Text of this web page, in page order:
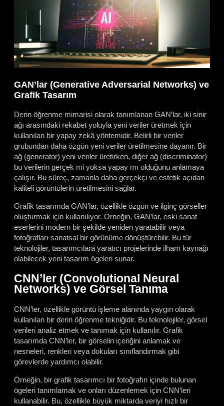
GAN’lar (Generative Adversarial Networks) ve
Grafik Tasarım
Derin öğrenme mimarisi olarak tanımlanan GAN’lar, iki sinir
ağı arasındaki rekabet yoluyla yeni veriler üretmek için
kullanılan bir yapay zekâ yöntemidir. Belirli bir veriler
grubundan daha özgün yeni veriler üretilmesine dayanır. Bir
ağ (generator) yeni veriler üretirken, diğer ağ (discriminator)
bu verilerin gerçek mi yoksa yapay mı olduğunu anlamaya
çalışır. Bu süreç, zamanla daha gerçekçi ve estetik açıdan
kaliteli görüntülerin üretilmesini sağlar.
Grafik tasarımda GAN’lar, özellikle özgün ve ilginç görseller
oluşturmak için kullanılıyor. Örneğin, GAN’lar, eski sanat
eserlerini modern bir şekilde yeniden yaratabilir veya
fotoğrafları sanatsal bir görünüme dönüştürebilir. Bu tür
teknolojiler, tasarımcılara yaratıcı projelerinde ilham kaynağı
olabilecek yeni tasarım ögeleri sunar.
CNN’ler (Convolutional Neural
Networks) ve Görsel Tanıma
CNN’ler, özellikle görüntü işleme alanında yaygın olarak
kullanılan bir derin öğrenme tekniğidir. Bu teknolojiler, görsel
verileri analiz etmek ve tanımak için kullanılır. Grafik
tasarımda CNN’ler, bir görselin içeriğini anlamak ve
nesneleri, renkleri veya dokuları sınıflandırmak gibi
görevlerde yardımcı olabilir.
Örneğin, bir grafik tasarımcı bir fotoğrafın içinde bulunan
ögeleri tanımlamak ve onları düzenlemek için CNN’leri
kullanabilir. Bu, özellikle büyük miktarda veriyi hızlı bir